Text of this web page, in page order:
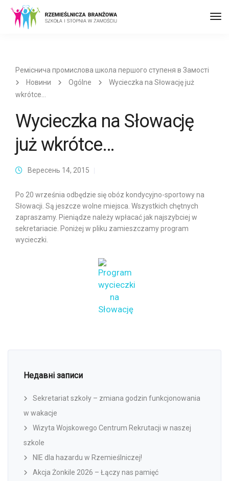
Реміснича промислова школа першого ступеня в Замості
Новини
Ogólne
Wycieczka na Słowację już
wkrótce…
Wycieczka na Słowację
już wkrótce…
Вересень 14, 2015
Po 20 września odbędzie się obóz kondycyjno-sportowy na
Słowacji. Są jeszcze wolne miejsca. Wszystkich chętnych
zapraszamy. Pieniądze należy wpłacać jak najszybciej w
sekretariacie. Poniżej w pliku zamieszczamy program
wycieczki.
Недавні записи
Sekretariat szkoły – zmiana godzin funkcjonowania
w wakacje
Wizyta Wojskowego Centrum Rekrutacji w naszej
szkole
NIE dla hazardu w Rzemieślniczej!
Akcja Żonkile 2026 – Łączy nas pamięć